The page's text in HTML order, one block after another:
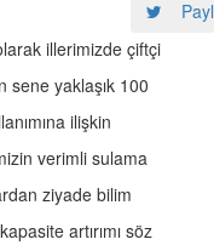
illerimizde çiftçi
sene yaklaşık 100
ilişkin
verimli sulama
ziyade bilim
artırımı söz